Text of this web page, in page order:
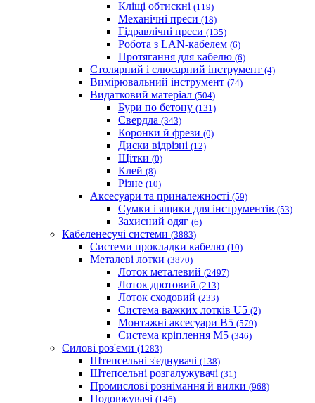
Кліщі обтискні (119)
Механічні преси (18)
Гідравлічні преси (135)
Робота з LAN-кабелем (6)
Протягання для кабелю (6)
Столярний і слюсарний інструмент (4)
Вимірювальний інструмент (74)
Видатковий матеріал (504)
Бури по бетону (131)
Свердла (343)
Коронки й фрези (0)
Диски відрізні (12)
Щітки (0)
Клей (8)
Різне (10)
Аксесуари та приналежності (59)
Cумки і ящики для інструментів (53)
Захисний одяг (6)
Кабеленесучі системи (3883)
Системи прокладки кабелю (10)
Металеві лотки (3870)
Лоток металевий (2497)
Лоток дротовий (213)
Лоток сходовий (233)
Система важких лотків U5 (2)
Монтажні аксесуари B5 (579)
Система кріплення M5 (346)
Силові роз'єми (1283)
Штепсельні з'єднувачі (138)
Штепсельні розгалужувачі (31)
Промислові рознімання й вилки (968)
Подовжувачі (146)